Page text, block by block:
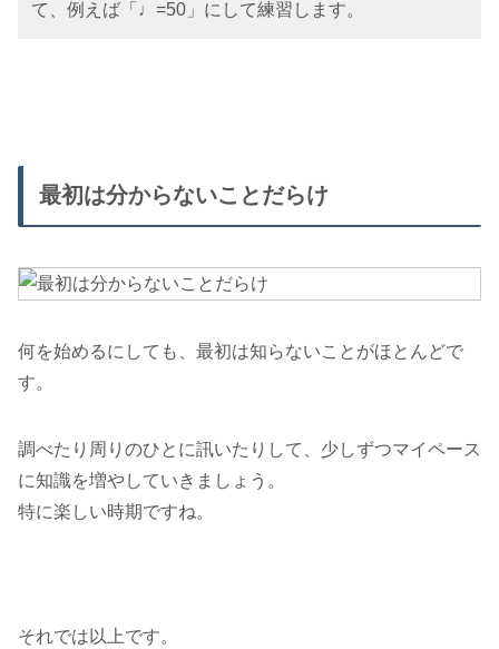
て、例えば「♩=50」にして練習します。
最初は分からないことだらけ
何を始めるにしても、最初は知らないことがほとんどで
す。
調べたり周りのひとに訊いたりして、少しずつマイペース
に知識を増やしていきましょう。
特に楽しい時期ですね。
それでは以上です。